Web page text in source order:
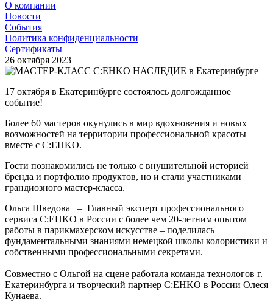
О компании
Новости
События
Политика конфиденциальности
Сертификаты
26 октября 2023
17 октября в Екатеринбурге состоялось долгожданное
событие!
Более 60 мастеров окунулись в мир вдохновения и новых
возможностей на территории профессиональной красоты
вместе с C:EHKO.
Гости познакомились не только с внушительной историей
бренда и портфолио продуктов, но и стали участниками
грандиозного мастер-класса.
Ольга Шведова – Главный эксперт профессионального
сервиса C:EHKO в России с более чем 20-летним опытом
работы в парикмахерском искусстве – поделилась
фундаментальными знаниями немецкой школы колористики и
собственными профессиональными секретами.
Совместно с Ольгой на сцене работала команда технологов г.
Екатеринбурга и творческий партнер C:EHKO в России Олеся
Кунаева.